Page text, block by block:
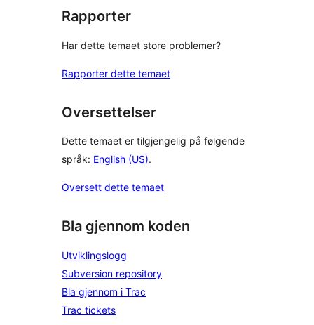
Rapporter
Har dette temaet store problemer?
Rapporter dette temaet
Oversettelser
Dette temaet er tilgjengelig på følgende
språk: English (US).
Oversett dette temaet
Bla gjennom koden
Utviklingslogg
Subversion repository
Bla gjennom i Trac
Trac tickets